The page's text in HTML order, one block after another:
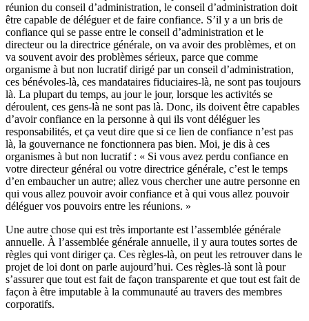
réunion du conseil d’administration, le conseil d’administration doit
être capable de déléguer et de faire confiance. S’il y a un bris de
confiance qui se passe entre le conseil d’administration et le
directeur ou la directrice générale, on va avoir des problèmes, et on
va souvent avoir des problèmes sérieux, parce que comme
organisme à but non lucratif dirigé par un conseil d’administration,
ces bénévoles-là, ces mandataires fiduciaires-là, ne sont pas toujours
là. La plupart du temps, au jour le jour, lorsque les activités se
déroulent, ces gens-là ne sont pas là. Donc, ils doivent être capables
d’avoir confiance en la personne à qui ils vont déléguer les
responsabilités, et ça veut dire que si ce lien de confiance n’est pas
là, la gouvernance ne fonctionnera pas bien. Moi, je dis à ces
organismes à but non lucratif : « Si vous avez perdu confiance en
votre directeur général ou votre directrice générale, c’est le temps
d’en embaucher un autre; allez vous chercher une autre personne en
qui vous allez pouvoir avoir confiance et à qui vous allez pouvoir
déléguer vos pouvoirs entre les réunions. »
Une autre chose qui est très importante est l’assemblée générale
annuelle. À l’assemblée générale annuelle, il y aura toutes sortes de
règles qui vont diriger ça. Ces règles-là, on peut les retrouver dans le
projet de loi dont on parle aujourd’hui. Ces règles-là sont là pour
s’assurer que tout est fait de façon transparente et que tout est fait de
façon à être imputable à la communauté au travers des membres
corporatifs.